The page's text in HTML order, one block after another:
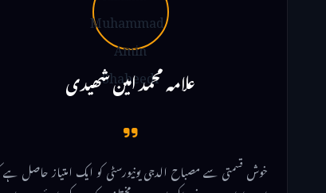
علامہ محمد امین شھیدی
خوش قسمتی سے مصباح الدجی یونیورسٹی کو ایک امتیاز حاصل ہے